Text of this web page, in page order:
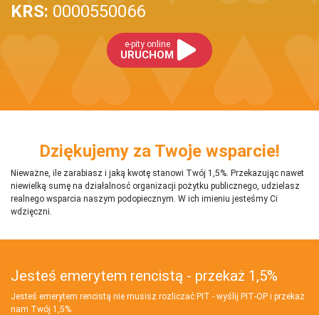
KRS: 0000550066
e-pity online
URUCHOM
Dziękujemy za Twoje wsparcie!
Nieważne, ile zarabiasz i jaką kwotę stanowi Twój 1,5%. Przekazując nawet
niewielką sumę na działalnosć organizacji pożytku publicznego, udzielasz
realnego wsparcia naszym podopiecznym. W ich imieniu jesteśmy Ci
wdzięczni.
Jesteś emerytem rencistą - przekaż 1,5%
Jesteś emerytem rencistą nie musisz rozliczać PIT - wyślij PIT‑OP i przekaż
nam Twój 1,5%